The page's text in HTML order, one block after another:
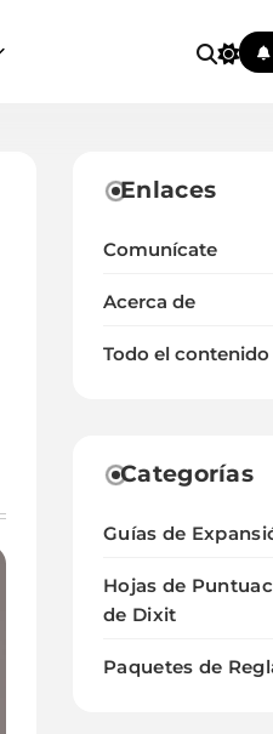
Enlaces
Comunícate
Acerca de
Todo el contenido
Categorías
Guías de
Hojas de
de Dixit
Paquetes de